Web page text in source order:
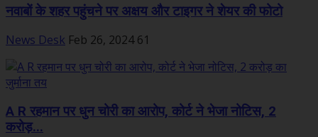
नवाबों के शहर पहुंचने पर अक्षय और टाइगर ने शेयर की फोटो
News Desk Feb 26, 2024 61
A R रहमान पर धुन चोरी का आरोप, कोर्ट ने भेजा नोटिस, 2
करोड़...